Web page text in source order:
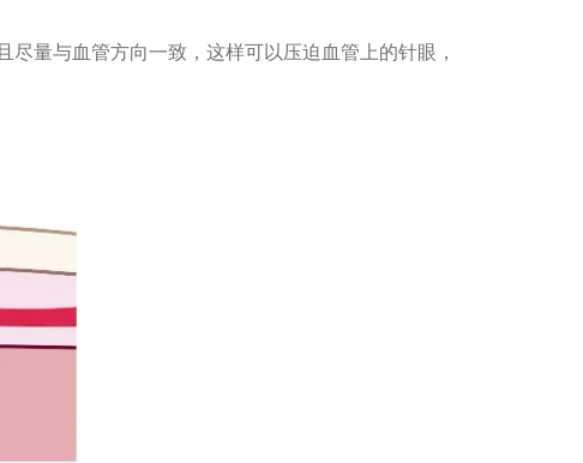
量与血管方向一致，这样可以压迫血管上的针眼，